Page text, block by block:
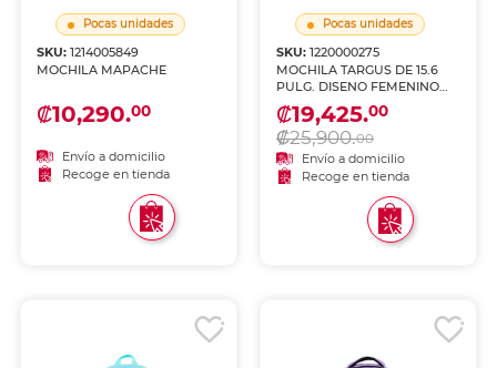
Pocas unidades
SKU:1214005849
MOCHILA MAPACHE
₡10,290.00
Envío a domicilio
Recoge en tienda
Pocas unidades
SKU: 1220000275
MOCHILA TARGUS DE 15.6
PULG. DISENO FEMENINO
OCTAVE II, NEGRO
₡19,425.00
₡25,900.00
Envío a domicilio
Recoge en tienda